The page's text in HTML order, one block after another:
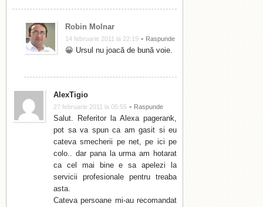
Robin Molnar
14 februarie 2011 la 22:19 - Raspunde
😀 Ursul nu joacă de bună voie.
AlexTigio
27 februarie 2011 la 05:55 - Raspunde
Salut. Referitor la Alexa pagerank,
pot sa va spun ca am gasit si eu
cateva smecherii pe net, pe ici pe
colo.. dar pana la urma am hotarat
ca cel mai bine e sa apelezi la
servicii profesionale pentru treaba
asta.
Cateva persoane mi-au recomandat